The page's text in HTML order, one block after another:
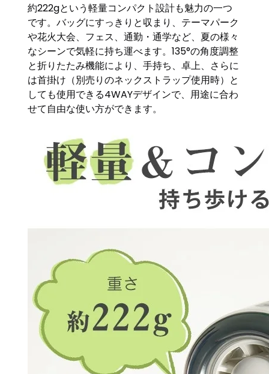
約222gという軽量コンパクト設計も魅力の一つ
です。バッグにすっきりと収まり、テーマパーク
や花火大会、フェス、通勤・通学など、夏の様々
なシーンで気軽に持ち運べます。135°の角度調整
と折りたたみ機能により、手持ち、卓上、さらに
は首掛け（別売りのネックストラップ使用時）と
しても使用できる4WAYデザインで、用途に合わ
せて自由な使い方ができます。